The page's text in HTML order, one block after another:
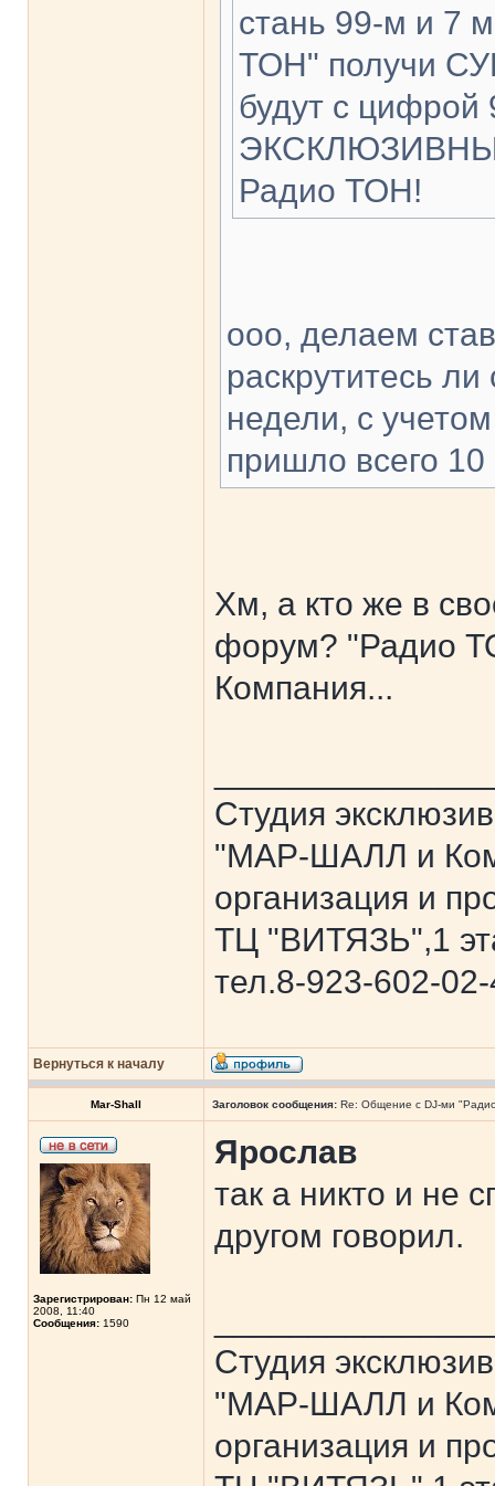
стань 99-м и 7
ТОН" получи
будут с цифрой
Радио ТОН!
ооо, делаем
раскрутитесь
недели, с
пришло всего 10
Хм, а кто же в
форум? "Радио
Компания...
Студия
"МАР-ШАЛЛ и
организация и
ТЦ "ВИТЯЗЬ",1
тел.8-923-602-
Вернуться к началу
Mar-Shall Заголовок сообщения: Re: Общение с DJ-ми
Зарегистрирован: Пн 12 май
2008, 11:40
Сообщения: 1590
Ярослав
так а никто и не
другом говорил.
Студия
"МАР-ШАЛЛ и
организация и